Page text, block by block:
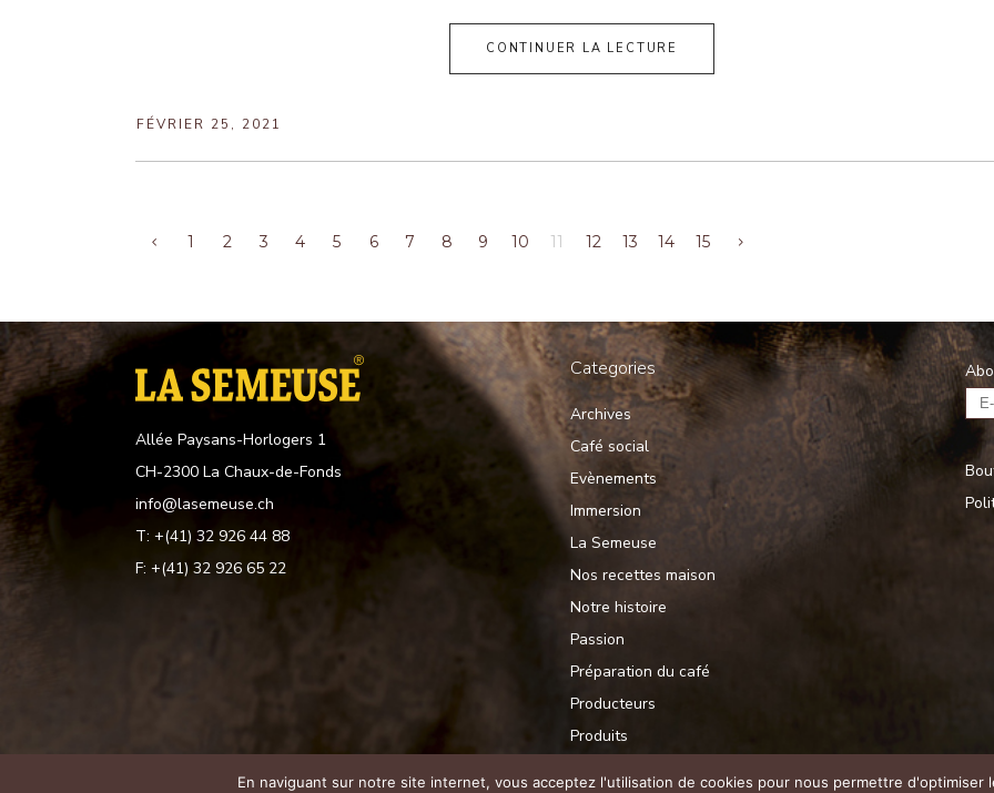
CONTINUER LA LECTURE
FÉVRIER 25, 2021
1 2 3 4 5 6 7 8 9 10 11 12 13 14 15
Allée Paysans-Horlogers 1
CH-2300 La Chaux-de-Fonds
info@lasemeuse.ch
T: +(41) 32 926 44 88
F: +(41) 32 926 65 22
Categories
Archives
Café social
Evènements
Immersion
La Semeuse
Nos recettes maison
Notre histoire
Passion
Préparation du café
Producteurs
Produits
En naviguant sur notre site internet, vous acceptez l'utilisation de cookies pour nous permettre d'optimiser